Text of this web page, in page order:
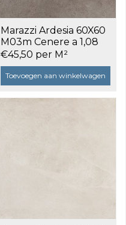
Marazzi Ardesia 60X60
M03m Cenere a 1,08
m²
€45,50 per M²
Toevoegen aan winkelwagen